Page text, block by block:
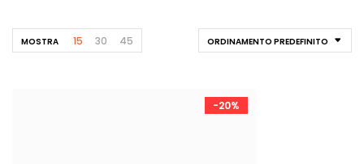
ORDINAMENTO PREDEFINITO
MOSTRA 15 30 45
-20%